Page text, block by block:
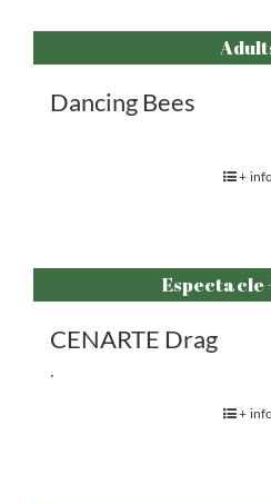
Dancing Bees
+
Espectacle
CENARTE Drag
.
+